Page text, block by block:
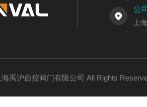
公
上
海禹沪自控阀门有限公司 All Rights